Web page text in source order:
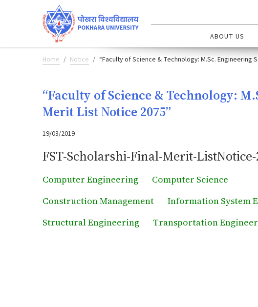
ABOUT US
Home Notice “Faculty of Science & Technology: M.Sc. Engineering
“Faculty of Science & Technology:
Merit List Notice 2075”
19/03/2019
FST-Scholarshi-Final-Merit-ListNotice-
Computer Engineering
Computer Science
Construction Management
Information System
Structural Engineering
Transportation